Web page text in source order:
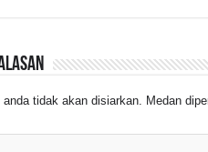
tidak akan disiarkan. Medan